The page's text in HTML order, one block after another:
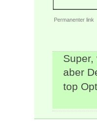
Permanenter link
aber
top